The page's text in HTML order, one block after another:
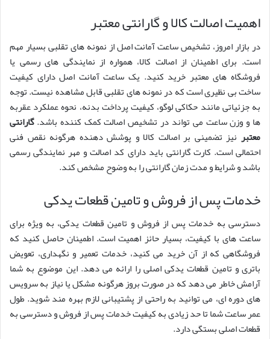
اهمیت اصالت کالا و گارانتی معتبر
در بازار امروز، تشخیص ساعت آمانت اصل از نمونه های تقلبی بسیار مهم
است. برای اطمینان از اصالت کالا، همواره از نمایندگی های رسمی یا
فروشگاه های معتبر خرید کنید. یک ساعت آمانت اصل دارای کیفیت
ساخت بی نظیری است که در نمونه های تقلبی قابل مشاهده نیست. توجه
به جزئیاتی مانند حکاکی لوگو، کیفیت پرداخت بدنه، نحوه عملکرد عقربه
ها و وزن ساعت می تواند در تشخیص اصالت کمک کننده باشد.گارانتی
معتبر نیز تضمینی بر اصالت کالا و پوشش دهنده هرگونه نقص فنی
احتمالی است. کارت گارانتی باید دارای کد اصالت و مهر نمایندگی رسمی
باشد و شرایط و مدت زمان گارانتی را به وضوح مشخص کند.
خدمات پس از فروش و تامین قطعات یدکی
دسترسی به خدمات پس از فروش و تامین قطعات یدکی، به ویژه برای
ساعت های با کیفیت، بسیار حائز اهمیت است. اطمینان حاصل کنید که
فروشگاهی که از آن خرید می کنید، خدمات تعمیر و نگهداری، تعویض
باتری و تامین قطعات یدکی اصلی را ارائه می دهد. این موضوع به شما
آرامش خاطر می دهد که در صورت بروز هرگونه مشکل یا نیاز به سرویس
های دوره ای، می توانید به راحتی از پشتیبانی لازم بهره مند شوید. طول
عمر ساعت شما تا حد زیادی به کیفیت خدمات پس از فروش و دسترسی به
قطعات اصلی بستگی دارد.